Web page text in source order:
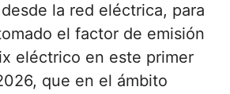
la red eléctrica, para
el factor de emisión
eléctrico en este primer
que en el ámbito